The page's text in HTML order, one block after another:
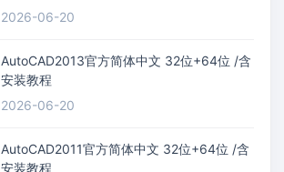
2026-06-20
AutoCAD2013官方简体中文 32位+64位 /含
安装教程
2026-06-20
AutoCAD2011官方简体中文 32位+64位 /含
安装教程